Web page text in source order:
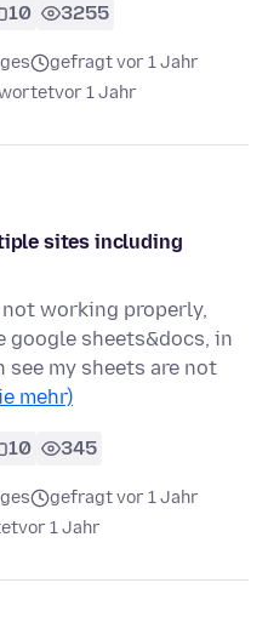
10 3255
gefragt vor 1 Jahr
vor 1 Jahr
sites including
working properly,
google sheets&docs, in
see my sheets are not
mehr)
10 345
gefragt vor 1 Jahr
vor 1 Jahr